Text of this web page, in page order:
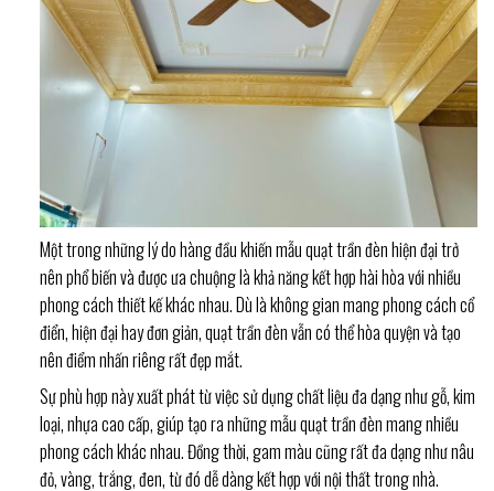
Một trong những lý do hàng đầu khiến mẫu quạt trần đèn hiện đại trở
nên phổ biến và được ưa chuộng là khả năng kết hợp hài hòa với nhiều
phong cách thiết kế khác nhau. Dù là không gian mang phong cách cổ
điển, hiện đại hay đơn giản, quạt trần đèn vẫn có thể hòa quyện và tạo
nên điểm nhấn riêng rất đẹp mắt.
Sự phù hợp này xuất phát từ việc sử dụng chất liệu đa dạng như gỗ, kim
loại, nhựa cao cấp, giúp tạo ra những mẫu quạt trần đèn mang nhiều
phong cách khác nhau. Đồng thời, gam màu cũng rất đa dạng như nâu
đỏ, vàng, trắng, đen, từ đó dễ dàng kết hợp với nội thất trong nhà.